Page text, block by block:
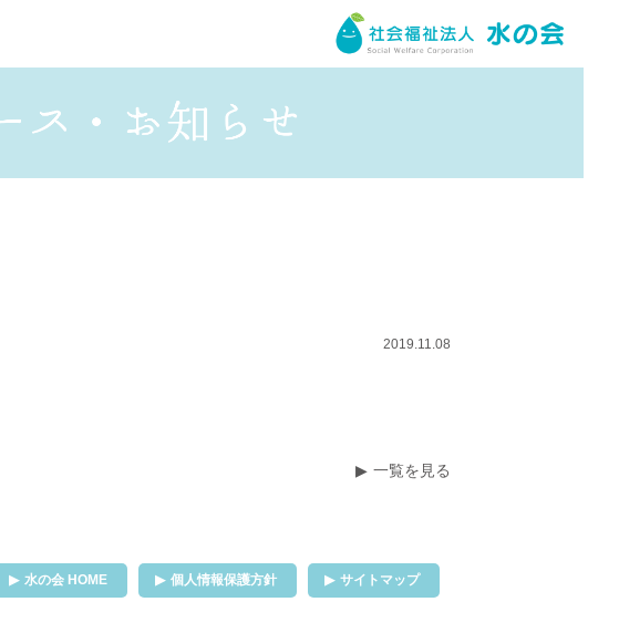
2019.11.08
一覧を見る
水の会 HOME 個人情報保護方針 サイトマップ